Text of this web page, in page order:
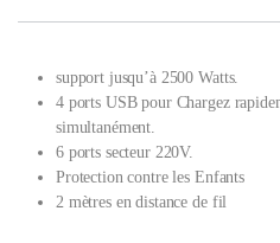
support jusqu’à 2500 Watts.
4 ports USB pour Chargez
simultanément.
6 ports secteur 220V.
Protection contre les Enfants
2 mètres en distance de fil